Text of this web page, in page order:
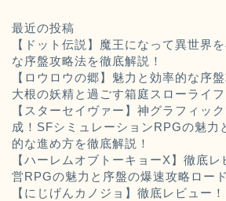
最近の投稿
【ドット伝説】魔王になって異世界
な序盤攻略法を徹底解説！
【ロウロウの郷】魅力と効率的な序
大根の妖精と過ごす箱庭スローライフ
【スターセイヴァー】神グラフィッ
成！SFシミュレーションRPGの魅力
的な進め方を徹底解説！
【ハーレムオブトーキョーX】徹底
営RPGの魅力と序盤の爆速攻略ロー
【にじげんカノジョ】徹底レビュー